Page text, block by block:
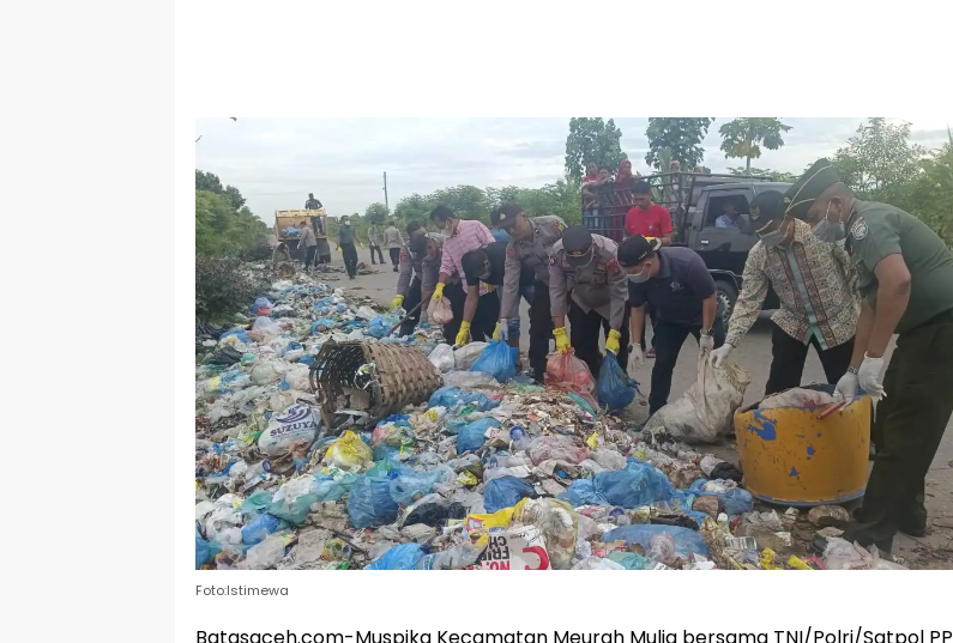
Foto:Istimewa